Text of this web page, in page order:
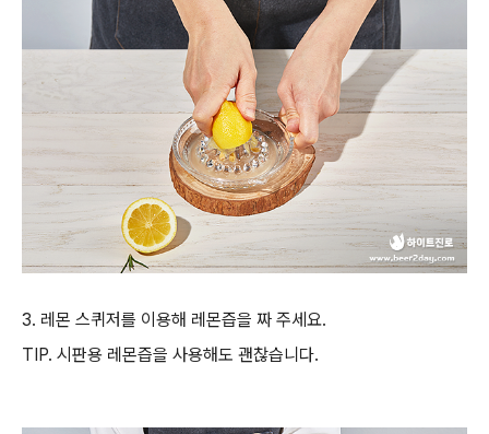
3. 레몬 스퀴저를 이용해 레몬즙을 짜 주세요.
TIP. 시판용 레몬즙을 사용해도 괜찮습니다.